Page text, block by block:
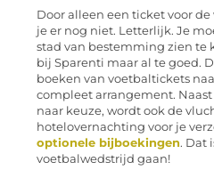
Door alleen een ticket voor
je er nog niet. Letterlijk. Je
stad van bestemming zien te
bij Sparenti maar al te goed.
boeken van voetbaltickets
compleet arrangement.
naar keuze, wordt ook de
hotelovernachting voor je
optionele bijboekingen. Dat
voetbalwedstrijd gaan!